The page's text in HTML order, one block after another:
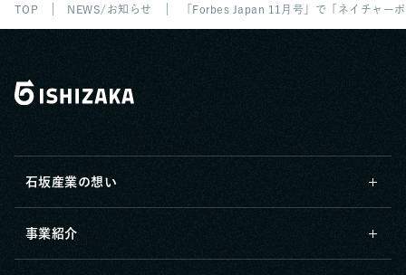
TOP NEWS/お知らせ 「Forbes Japan 11月号」で「ネイチャー
石坂産業の想い
事業紹介